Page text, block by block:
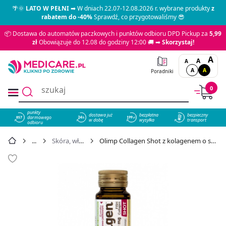
🌴🌞LATO W PEŁNI➡ W dniach 22.07-12.08.2026 r. wybrane produktyz
rabatem do -40%Sprawdź, co przygotowaliśmy 😎
📦 Dostawa do automatów paczkowych i punktów odbioru DPD Pickup za 5,99
złObowiązuje do 12.08 do godziny 12:00 🚚 ➡Skorzystaj!
Poradniki
A A A
A A
0
857
punkty
darmowego
odbioru
dostawa już
w dobę
bezpłatna
wysyłka
bezpieczny
transport
Skóra, włosy, paznokcie Olimp Collagen Shot z kolagenem o smaku wiśnia-jabłko, 25 ml - cena 7,99 zł